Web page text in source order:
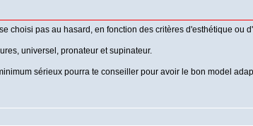
choisi pas au hasard, en fonction des critères d'esthétique ou
universel, pronateur et supinateur.
sérieux pourra te conseiller pour avoir le bon model